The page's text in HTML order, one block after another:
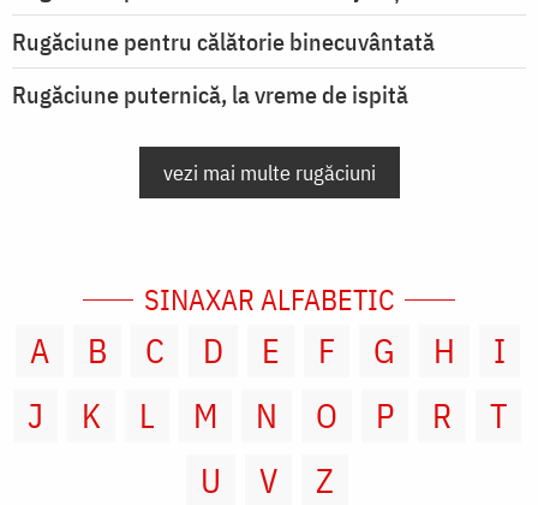
Rugăciune pentru călătorie binecuvântată
Rugăciune puternică, la vreme de ispită
vezi mai multe rugăciuni
SINAXAR ALFABETIC
A B C D E F G H
I
J
K L M N O P R
T
U
V Z